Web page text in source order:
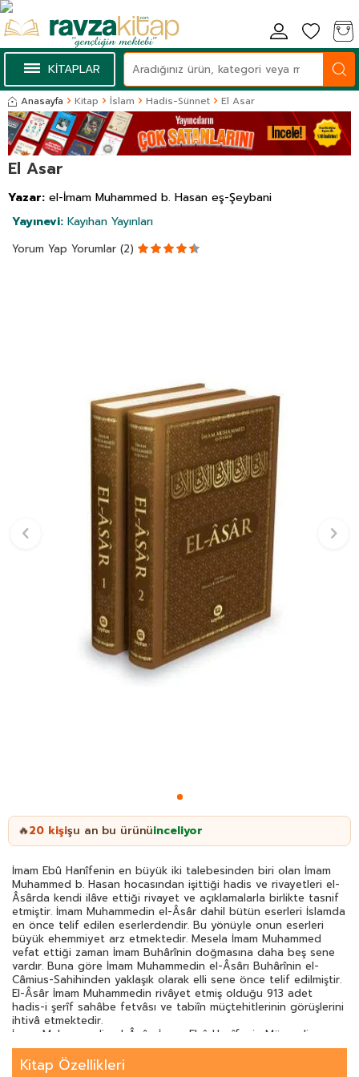
KİTAPLAR
Anasayfa Kitap İslam Hadis-Sünnet El Asar
El Asar
Yazar: el-İmam Muhammed b. Hasan eş-Şeybani
Yayınevi: Kayıhan Yayınları
Yorum Yap Yorumlar (2)
🔥20 kişişu an bu ürünüinceliyor
İmam Ebû Hanîfenin en büyük iki talebesinden biri olan İmam
Muhammed b. Hasan hocasından işittiği hadis ve rivayetleri el-
Âsârda kendi ilâve ettiği rivayet ve açıklamalarla birlikte tasnif
etmiştir. İmam Muhammedin el-Âsâr dahil bütün eserleri İslamda
en önce telif edilen eserlerdendir. Bu yönüyle onun eserleri
büyük ehemmiyet arz etmektedir. Mesela İmam Muhammed
vefat ettiği zaman İmam Buhârînin doğmasına daha beş sene
vardır. Buna göre İmam Muhammedin el-Âsârı Buhârînin el-
Câmius-Sahihinden yaklaşık olarak elli sene önce telif edilmiştir.
El-Âsâr İmam Muhammedin rivâyet etmiş olduğu 913 adet
hadis-i şerîf sahâbe fetvâsı ve tabiîn müçtehitlerinin görüşlerini
ihtivâ etmektedir.
İmam Muhammedin el-Âsârı İmam Ebû Hanîfenin Müsnedi
mâhiyetindedir. Çünkü kitapta rivâyet edilen hadislerin 890ı
hocası İmam Ebû Hanîfe vasıtasıyladır. Ebû Hanîfeden başka 18
Kitap Özellikleri